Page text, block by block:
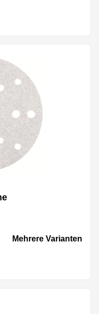
Mehrere Varianten